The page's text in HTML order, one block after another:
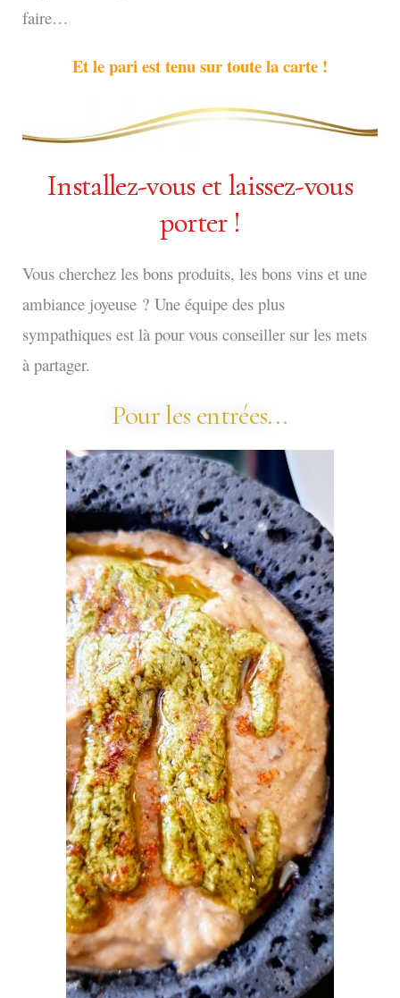
faire…
Et le pari est tenu sur toute la carte !
Installez-vous et laissez-vous
porter !
Vous cherchez les bons produits, les bons vins et une
ambiance joyeuse ? Une équipe des plus
sympathiques est là pour vous conseiller sur les mets
à partager.
Pour les entrées...